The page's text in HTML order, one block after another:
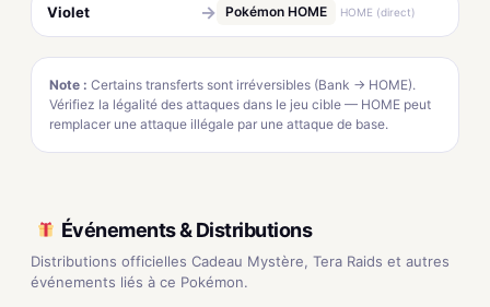
Violet → Pokémon HOME HOME (direct)
Note : Certains transferts sont irréversibles (Bank → HOME).
Vérifiez la légalité des attaques dans le jeu cible — HOME peut
remplacer une attaque illégale par une attaque de base.
Événements & Distributions
Distributions officielles Cadeau Mystère, Tera Raids et autres
événements liés à ce Pokémon.